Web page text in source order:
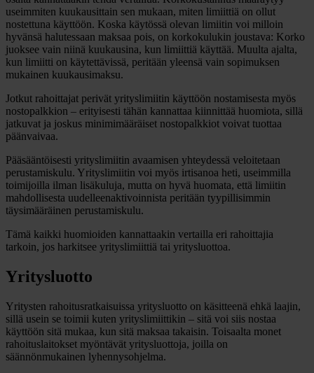
useimmiten kuukausittain sen mukaan, miten limiittiä on ollut
nostettuna käyttöön. Koska käytössä olevan limiitin voi milloin
hyvänsä halutessaan maksaa pois, on korkokulukin joustava: Korko
juoksee vain niinä kuukausina, kun limiittiä käyttää. Muulta ajalta,
kun limiitti on käytettävissä, peritään yleensä vain sopimuksen
mukainen kuukausimaksu.
Jotkut rahoittajat perivät yrityslimiitin käyttöön nostamisesta myös
nostopalkkion – erityisesti tähän kannattaa kiinnittää huomiota, sillä
jatkuvat ja joskus minimimääräiset nostopalkkiot voivat tuottaa
päänvaivaa.
Pääsääntöisesti yrityslimiitin avaamisen yhteydessä veloitetaan
perustamiskulu. Yrityslimiitin voi myös irtisanoa heti, useimmilla
toimijoilla ilman lisäkuluja, mutta on hyvä huomata, että limiitin
mahdollisesta uudelleenaktivoinnista peritään tyypillisimmin
täysimääräinen perustamiskulu.
Tämä kaikki huomioiden kannattaakin vertailla eri rahoittajia
tarkoin, jos harkitsee yrityslimiittiä tai yritysluottoa.
Yritysluotto
Yritysten rahoitusratkaisuissa yritysluotto on käsitteenä ehkä laajin,
sillä usein se toimii kuten yrityslimiittikin – sitä voi siis nostaa
käyttöön sitä mukaa, kun sitä maksaa takaisin. Toisaalta monet
rahoituslaitokset myöntävät yritysluottoja, joilla on
säännönmukainen lyhennysohjelma.